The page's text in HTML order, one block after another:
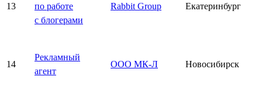
13
по работе
с блогерами
Rabbit Group Екатеринбург
14
Рекламный
агент
ООО МК-Л Новосибирск